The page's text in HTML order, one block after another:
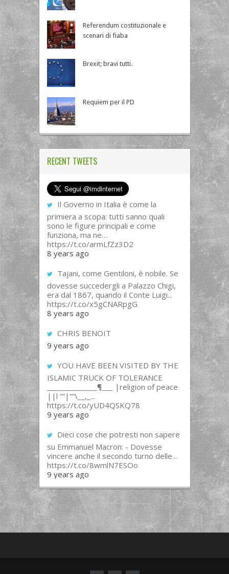
Referendum costituzionale e
scenari di fiaba
Brexit; bravi tutti.
Requiem per il PD
RECENT TWEETS
Il Governo in Italia è come la
primiera a scopa: tutti sanno quali
sono le figure principali e come
funziona, ma ne…
https://t.co/armLfZz3D2
8 years ago
Tajani, come Gentiloni, è nobile. Se
dovesse succedergli a Palazzo Chigi,
era dal 1867, quando il Conte Luigi...
https://t.co/x5gCNARpgG
8 years ago
CHRIS BENOIT
9 years ago
YOU HAVE BEEN VISITED BY THE
ISLAMIC TRUCK OF TOLERANCE
______________¶___ |religion of peace
||l “”|””\__,_...
https://t.co/yUD4QSKQ78
9 years ago
Dieci cose che potresti non sapere
su Emmanuel Macron: - Dovesse
vincere anche il secondo turno delle...
https://t.co/8wmlN7ESOo
9 years ago